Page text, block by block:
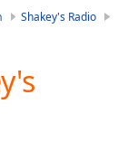
Shakey's Radio